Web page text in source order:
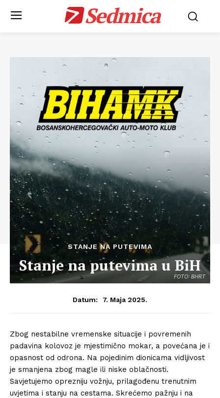
Sedmica
FOTO: BHRT
STANJE NA PUTEVIMA
Stanje na putevima u BiH
Datum: 7. Maja 2025.
Zbog nestabilne vremenske situacije i povremenih
padavina kolovoz je mjestimično mokar, a povećana je i
opasnost od odrona. Na pojedinim dionicama vidljivost
je smanjena zbog magle ili niske oblačnosti.
Savjetujemo oprezniju vožnju, prilagođenu trenutnim
uvjetima i stanju na cestama. Skrećemo pažnju i na